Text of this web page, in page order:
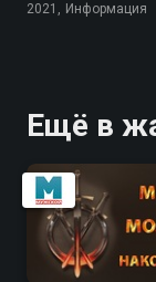
2021, Информация
Ещё в